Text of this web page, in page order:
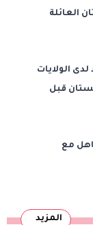
العائلة
الولايات
قبل
مع
المزيد